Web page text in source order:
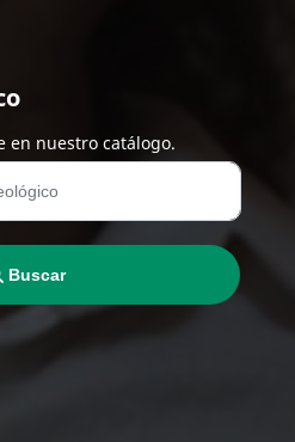
en nuestro catálogo.
Buscar